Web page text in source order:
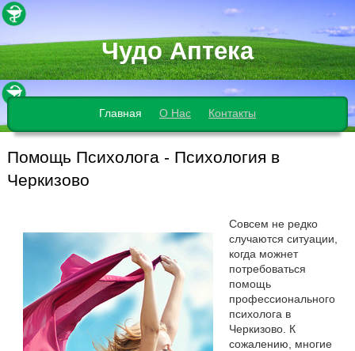
Чудо Аптека
Главная О Нас Контакты
Помощь Психолога - Психология в
Черкизово
Совсем не редко
случаются ситуации,
когда можнет
потребоваться
помощь
профессионального
психолога в
Черкизово. К
сожалению, многие